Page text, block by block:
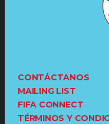
CONTÁCTANOS
MAILING LIST
FIFA CONNECT
TÉRMINOS Y